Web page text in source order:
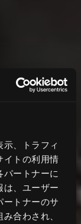
、トラフィ
イトの利用情
ートナーに
は、ユーザー
ートナーのサ
合わされ、